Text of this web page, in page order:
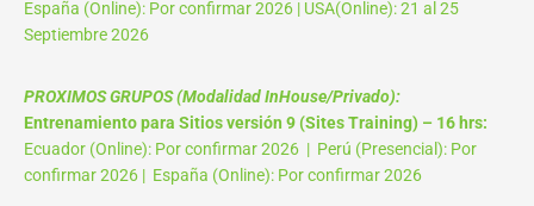
España (Online): Por confirmar 2026 | USA(Online): 21 al 25
Septiembre 2026
PROXIMOS GRUPOS (Modalidad InHouse/Privado):
Entrenamiento para Sitios versión 9 (Sites Training) – 16 hrs:
Ecuador (Online): Por confirmar 2026 | Perú (Presencial): Por
confirmar 2026 | España (Online): Por confirmar 2026